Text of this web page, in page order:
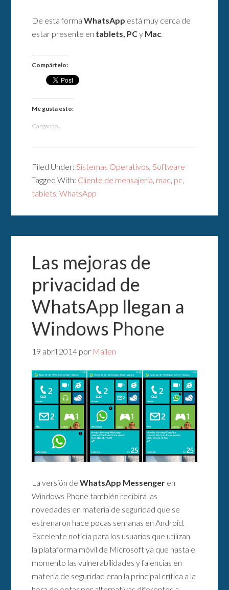
De esta formaWhatsApp está muy cerca de
estar presente en tablets, PCy Mac
Compártelo:
Me gusta esto:
Cargando...
Filed Under: Sistemas Operativos Software
Tagged With: Cliente de mensajeria mac pc
tablets ,WhatsApp
Las mejoras de
privacidad de
WhatsApp llegan a
Windows Phone
19 abril 2014 por Mailen
La versión deWhatsApp Messenger en
Windows Phone también recibirá las
novedades en materia de seguridad que se
estrenaron hace pocas semanas en Android.
Excelente noticia para los usuarios que utilizan
la plataforma móvil de Microsoft ya que hasta el
momento las vulnerabilidades y falencias en
materia de seguridad eran la principal crítica a la